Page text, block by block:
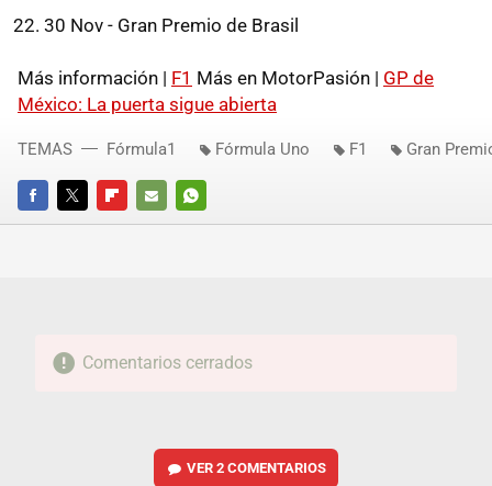
30 Nov - Gran Premio de Brasil
Más información | F1 Más en MotorPasión | GP de
México: La puerta sigue abierta
FACEBOOKTWITTERFLIPBOARD
E-
WHATSAPP
TEMAS Fórmula1 Fórmula Uno F1 Gran
Comentarios cerrados
VER2 COMENTARIOS